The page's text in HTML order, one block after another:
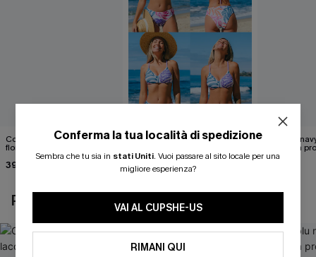
Costume intero con lacci
floreali svolazzanti sul retro
39,00 €
Set di top bikini tropicale
media
40,00 €
Abito blu
scollatura
cintura
POTREBBE INTERESSARTI ANCHE
Conferma la tua località di spedizione
Sembra che tu sia in stati Uniti. Vuoi passare al sito locale per una
migliore esperienza?
VAI AL CUPSHE-US
RIMANI QUI